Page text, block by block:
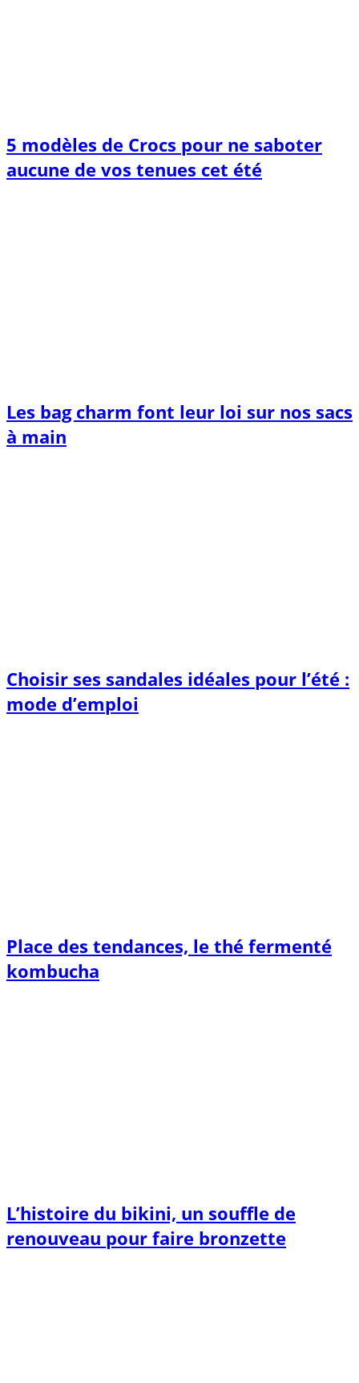
5 modèles de Crocs pour ne saboter
aucune de vos tenues cet été
Les bag charm font leur loi sur nos sacs
à main
Choisir ses sandales idéales pour l’été :
mode d’emploi
Place des tendances, le thé fermenté
kombucha
L’histoire du bikini, un souffle de
renouveau pour faire bronzette